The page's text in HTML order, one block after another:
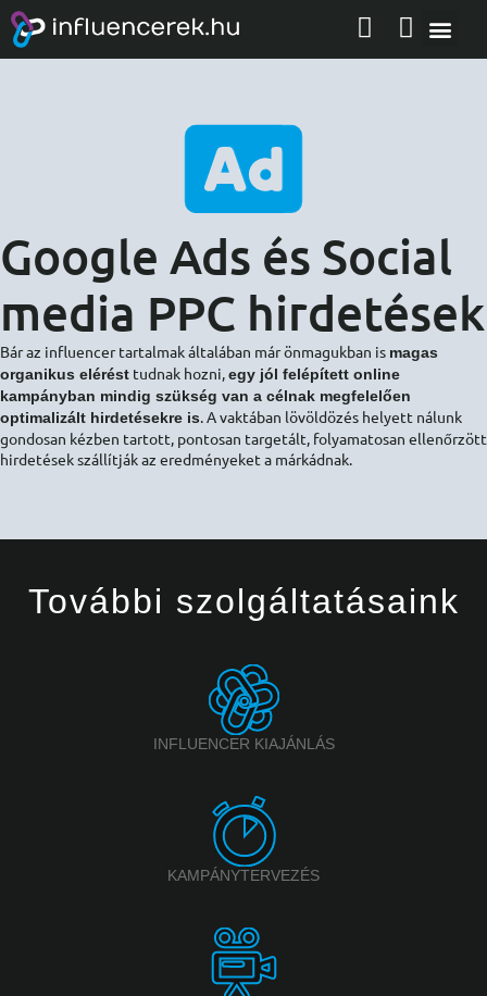
Google Ads és Social
media PPC hirdetések
Bár az influencer tartalmak általában már önmagukban is magas
organikus elérést tudnak hozni,egy jól felépített online
kampányban mindig szükség van a célnak megfelelően
optimalizált hirdetésekre is. A vaktában lövöldözés helyett nálunk
gondosan kézben tartott, pontosan targetált, folyamatosan ellenőrzött
hirdetések szállítják az eredményeket a márkádnak.
További szolgáltatásaink
INFLUENCER KIAJÁNLÁS
KAMPÁNYTERVEZÉS